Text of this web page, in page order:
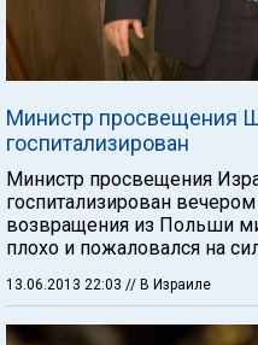
Министр просвещения
госпитализирован
Министр просвещения
госпитализирован
возвращения из Польши
плохо и пожаловался на
13.06.2013 22:03 // В Израиле